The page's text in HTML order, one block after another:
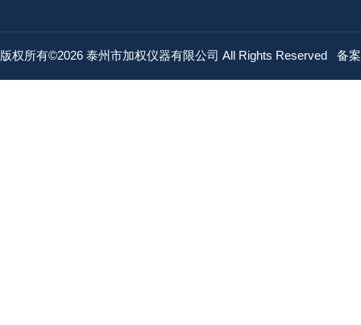
版权所有©2026 泰州市加权仪器有限公司 All Rights Reserved 备